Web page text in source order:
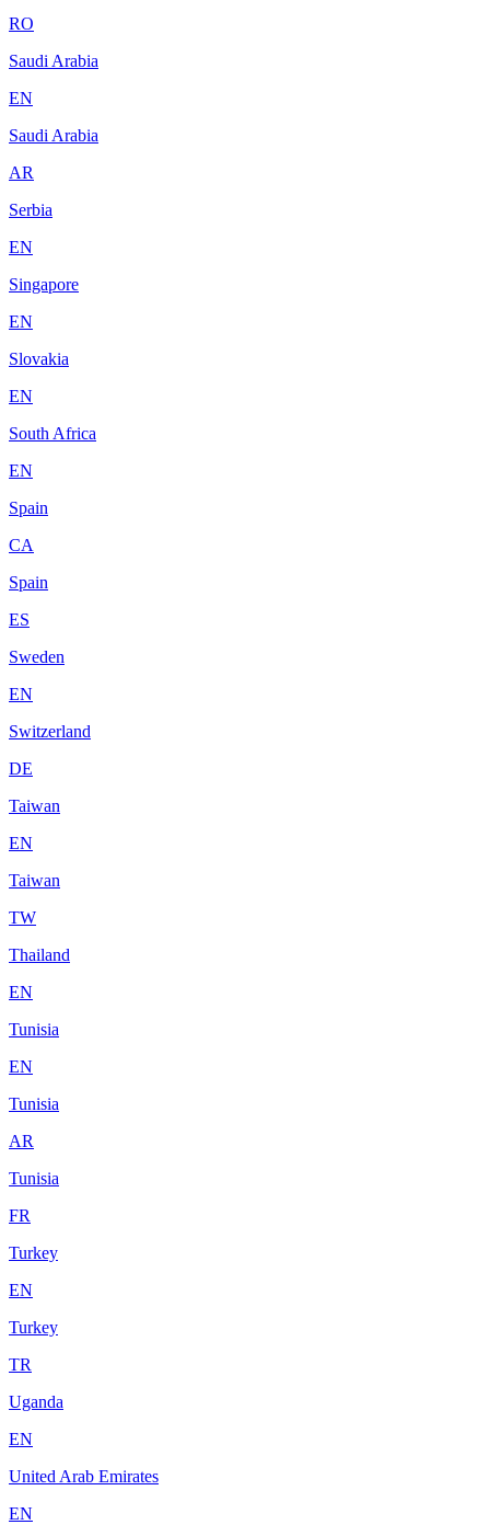
RO
Saudi Arabia
EN
Saudi Arabia
AR
Serbia
EN
Singapore
EN
Slovakia
EN
South Africa
EN
Spain
CA
Spain
ES
Sweden
EN
Switzerland
DE
Taiwan
EN
Taiwan
TW
Thailand
EN
Tunisia
EN
Tunisia
AR
Tunisia
FR
Turkey
EN
Turkey
TR
Uganda
EN
United Arab Emirates
EN